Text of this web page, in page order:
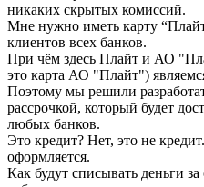
никаких скрытых комиссий.
Мне нужно иметь карту
клиентов всех банков.
При чём здесь Плайт и АО
это карта АО "Плайт")
Поэтому мы решили
рассрочкой, который будет
любых банков.
Это кредит? Нет, это не
оформляется.
Как будут списывать деньги